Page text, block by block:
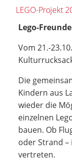
LEGO-Projekt
Lego-
Vom 21.-
Die
Kindern aus
wieder die
einzelnen
bauen. Ob
oder Strand
vertreten.